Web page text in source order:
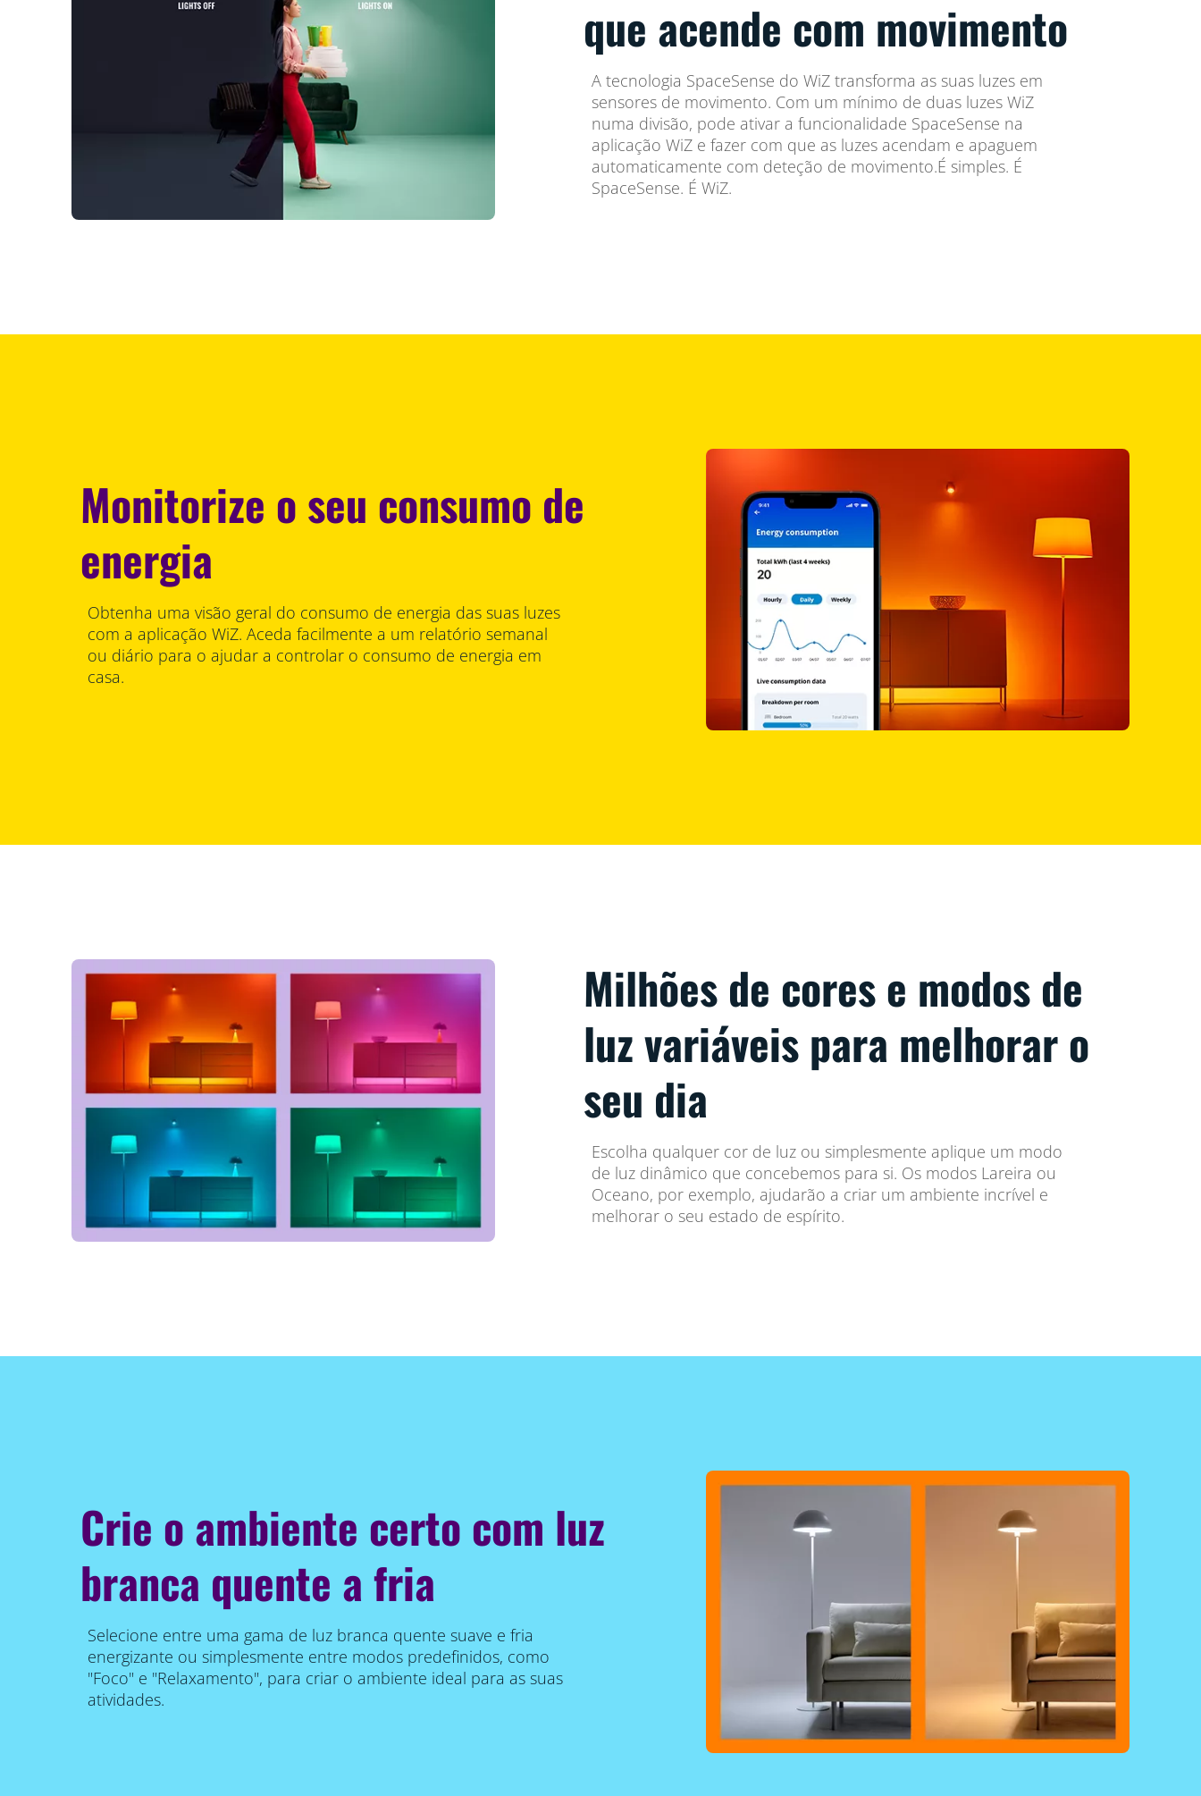
que acende com movimento
A tecnologia SpaceSense do WiZ transforma as suas luzes em
sensores de movimento. Com um mínimo de duas luzes WiZ
numa divisão, pode ativar a funcionalidade SpaceSense na
aplicação WiZ e fazer com que as luzes acendam e apaguem
automaticamente com deteção de movimento.É simples. É
SpaceSense. É WiZ.
Monitorize o seu consumo de
energia
Obtenha uma visão geral do consumo de energia das suas luzes
com a aplicação WiZ. Aceda facilmente a um relatório semanal
ou diário para o ajudar a controlar o consumo de energia em
casa.
Milhões de cores e modos de
luz variáveis para melhorar o
seu dia
Escolha qualquer cor de luz ou simplesmente aplique um modo
de luz dinâmico que concebemos para si. Os modos Lareira ou
Oceano, por exemplo, ajudarão a criar um ambiente incrível e
melhorar o seu estado de espírito.
Crie o ambiente certo com luz
branca quente a fria
Selecione entre uma gama de luz branca quente suave e fria
energizante ou simplesmente entre modos predefinidos, como
"Foco" e "Relaxamento", para criar o ambiente ideal para as suas
atividades.